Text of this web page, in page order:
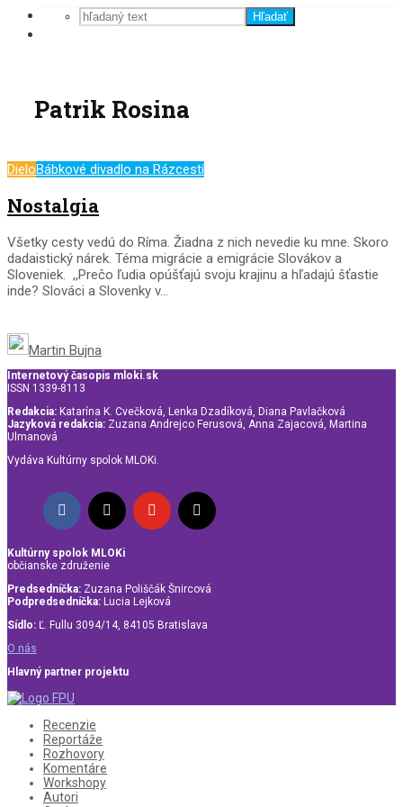
Hľadať
Patrik Rosina
DieloBábkové divadlo na Rázcestí
Nostalgia
Všetky cesty vedú do Ríma. Žiadna z nich nevedie ku mne. Skoro
dadaistický nárek. Téma migrácie a emigrácie Slovákov a
Sloveniek. ,,Prečo ľudia opúšťajú svoju krajinu a hľadajú šťastie
inde? Slováci a Slovenky v...
Martin Bujna
Internetový časopis mloki.sk
ISSN 1339-8113
Redakcia: Katarína K. Cvečková, Lenka Dzadíková, Diana Pavlačková
Jazyková redakcia: Zuzana Andrejco Ferusová, Anna Zajacová, Martina
Ulmanová
Vydáva Kultúrny spolok MLOKi.
Kultúrny spolok MLOKi
občianske združenie
Predsedníčka: Zuzana Poliščák Šnircová
Podpredsedníčka: Lucia Lejková
Sídlo: Ľ. Fullu 3094/14, 84105 Bratislava
O nás
Hlavný partner projektu
Recenzie
Reportáže
Rozhovory
Komentáre
Workshopy
Autori